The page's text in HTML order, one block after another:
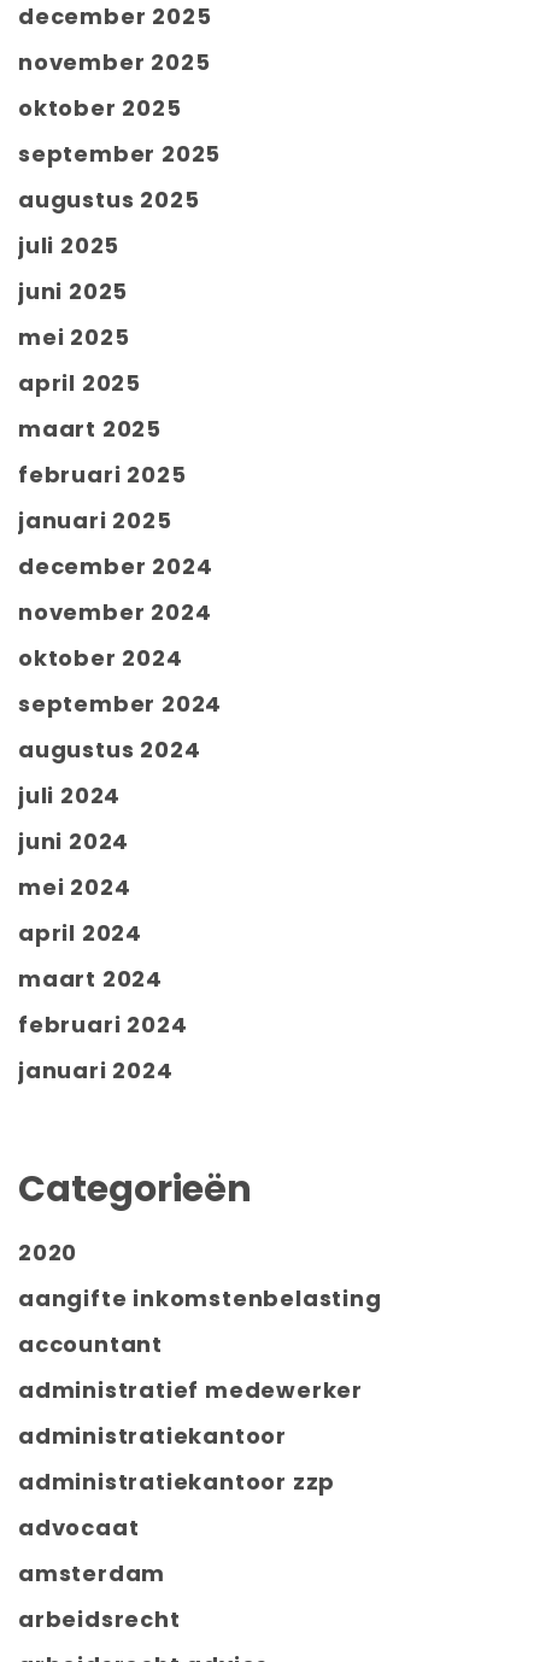
december 2025
november 2025
oktober 2025
september 2025
augustus 2025
juli 2025
juni 2025
mei 2025
april 2025
maart 2025
februari 2025
januari 2025
december 2024
november 2024
oktober 2024
september 2024
augustus 2024
juli 2024
juni 2024
mei 2024
april 2024
maart 2024
februari 2024
januari 2024
Categorieën
2020
aangifte inkomstenbelasting
accountant
administratief medewerker
administratiekantoor
administratiekantoor zzp
advocaat
amsterdam
arbeidsrecht